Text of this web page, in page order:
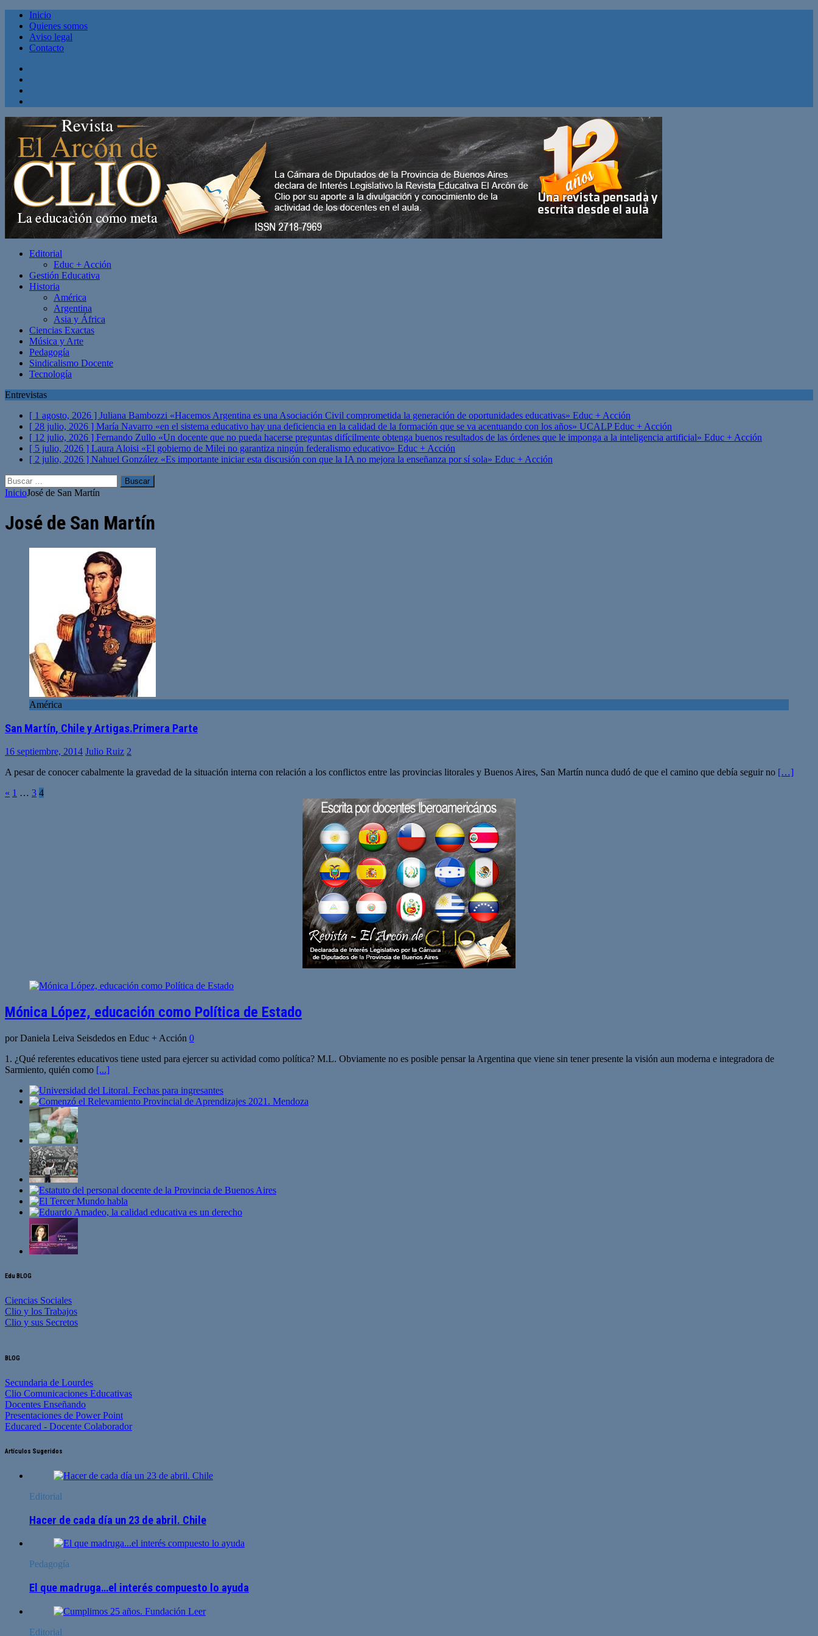
Inicio
Quienes somos
Aviso legal
Contacto
Editorial
Educ + Acción
Gestión Educativa
Historia
América
Argentina
Asia y África
Ciencias Exactas
Música y Arte
Pedagogía
Sindicalismo Docente
Tecnología
Entrevistas
[ 1 agosto, 2026 ] Juliana Bambozzi «Hacemos Argentina es una Asociación Civil comprometida la generación de oportunidades educativas» Educ + Acción
[ 28 julio, 2026 ] María Navarro «en el sistema educativo hay una deficiencia en la calidad de la formación que se va acentuando con los años» UCALPEduc + Acción
[ 12 julio, 2026 ] Fernando Zullo «Un docente que no pueda hacerse preguntas difícilmente obtenga buenos resultados de las órdenes que le imponga a la inteligencia artificial» Educ + Acción
[ 5 julio, 2026 ] Laura Aloisi «El gobierno de Milei no garantiza ningún federalismo educativo» Educ + Acción
[ 2 julio, 2026 ] Nahuel González «Es importante iniciar esta discusión con que la IA no mejora la enseñanza por sí sola» Educ + Acción
Buscar:
InicioJosé de San Martín
José de San Martín
América
San Martín, Chile y Artigas.Primera Parte
16 septiembre, 2014 Julio Ruiz 2
A pesar de conocer cabalmente la gravedad de la situación interna con relación a los conflictos entre las provincias litorales y Buenos Aires, San Martín nunca dudó de que el camino que debía seguir no […]
Paginación
« 1 … 3 4
Mónica López, educación como Política de Estado
por Daniela Leiva Seisdedos en Educ + Acción 0
1. ¿Qué referentes educativos tiene usted para ejercer su actividad como política? M.L. Obviamente no es posible pensar la Argentina que viene sin tener presente la visión aun moderna e integradora de
Sarmiento, quién como [...]
Edu BLOG
Ciencias Sociales
Clio y los Trabajos
Clio y sus Secretos
BLOG
Secundaria de Lourdes
Clio Comunicaciones Educativas
Docentes Enseñando
Presentaciones de Power Point
Educared - Docente Colaborador
Artículos Sugeridos
Editorial
Hacer de cada día un 23 de abril. Chile
Pedagogía
El que madruga…el interés compuesto lo ayuda
Editorial